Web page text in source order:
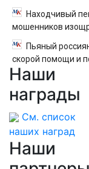
Находчивый
мошенников
Пьяный
скорой помощи и
Наши
награды
См. список
наших наград
Наши